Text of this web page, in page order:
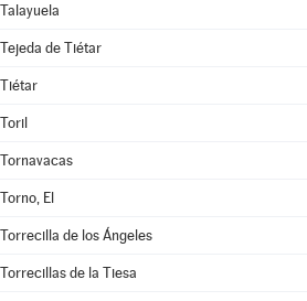
Talayuela
Tejeda de Tiétar
Tiétar
Toril
Tornavacas
Torno, El
Torrecilla de los Ángeles
Torrecillas de la Tiesa